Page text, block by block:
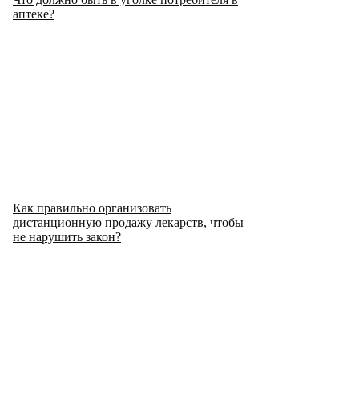
аптеке?
Как правильно организовать
дистанционную продажу лекарств, чтобы
не нарушить закон?